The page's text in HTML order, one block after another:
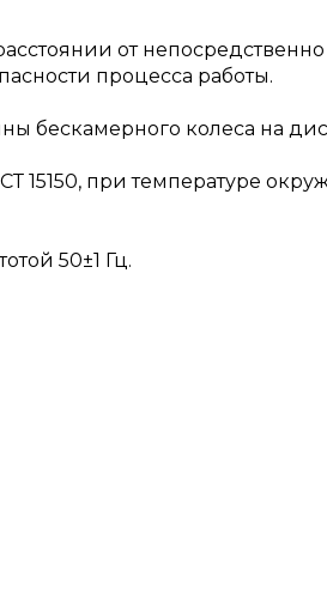
от
процесса работы.
бескамерного колеса на
при температуре
50±1 Гц.